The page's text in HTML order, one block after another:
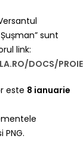
sunt
link:
DOCS/
este 8 ianuarie